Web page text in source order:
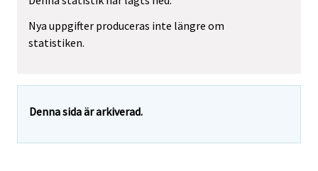
Nya uppgifter produceras inte längre om
statistiken.
Denna sida är arkiverad.